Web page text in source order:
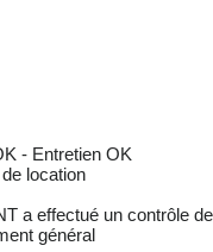
- Entretien OK
location
a effectué un contrôle
général